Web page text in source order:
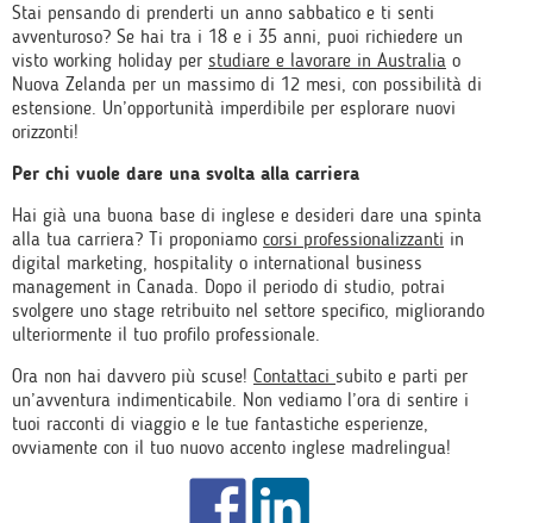
Stai pensando di prenderti un anno sabbatico e ti senti
avventuroso? Se hai tra i 18 e i 35 anni, puoi richiedere un
visto working holiday per studiare e lavorare in Australia o
Nuova Zelanda per un massimo di 12 mesi, con possibilità di
estensione. Un’opportunità imperdibile per esplorare nuovi
orizzonti!
Per chi vuole dare una svolta alla carriera
Hai già una buona base di inglese e desideri dare una spinta
alla tua carriera? Ti proponiamo corsi professionalizzanti in
digital marketing, hospitality o international business
management in Canada. Dopo il periodo di studio, potrai
svolgere uno stage retribuito nel settore specifico, migliorando
ulteriormente il tuo profilo professionale.
Ora non hai davvero più scuse! Contattaci subito e parti per
un’avventura indimenticabile. Non vediamo l’ora di sentire i
tuoi racconti di viaggio e le tue fantastiche esperienze,
ovviamente con il tuo nuovo accento inglese madrelingua!